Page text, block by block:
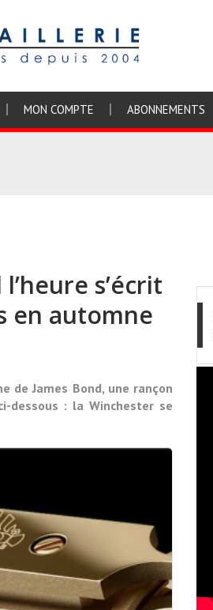
MON COMPTE ABONNEMENTS
s’écrit
en automne
de James Bond, une rançon
dessous : la Winchester se